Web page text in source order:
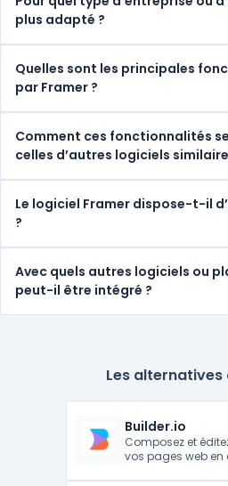
plus adapté ?
Quelles sont les principales
par Framer ?
Comment ces fonctionnalités
celles d’autres logiciels
Le logiciel Framer dispose-t-il
?
Avec quels autres logiciels ou
peut-il être intégré ?
Les alternatives
Builder.io
Composez et
vos pages web en